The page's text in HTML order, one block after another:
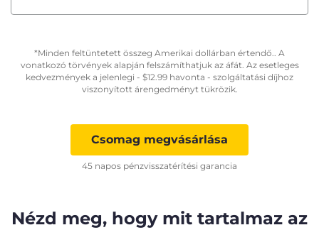
*Minden feltüntetett összeg Amerikai dollárban értendő.. A
vonatkozó törvények alapján felszámíthatjuk az áfát. Az esetleges
kedvezmények a jelenlegi - $12.99 havonta - szolgáltatási díjhoz
viszonyított árengedményt tükrözik.
Csomag megvásárlása
45 napos pénzvisszatérítési garancia
Nézd meg, hogy mit tartalmaz az